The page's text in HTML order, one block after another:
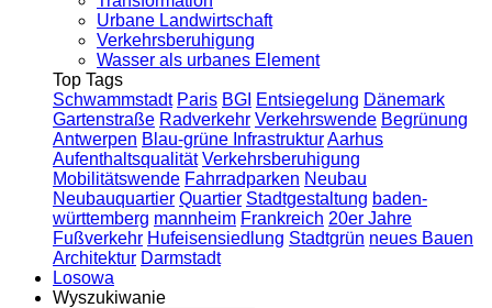
Urbane Landwirtschaft
Verkehrsberuhigung
Wasser als urbanes Element
Top Tags
Schwammstadt Paris BGI Entsiegelung Dänemark
Gartenstraße Radverkehr Verkehrswende Begrünung
Antwerpen Blau-grüne InfrastrukturAarhus
Aufenthaltsqualität Verkehrsberuhigung
Mobilitätswende Fahrradparken Neubau
Neubauquartier Quartier Stadtgestaltung baden-
württemberg mannheim Frankreich 20er Jahre
Fußverkehr Hufeisensiedlung Stadtgrün neues Bauen
Architektur Darmstadt
Losowa
Wyszukiwanie